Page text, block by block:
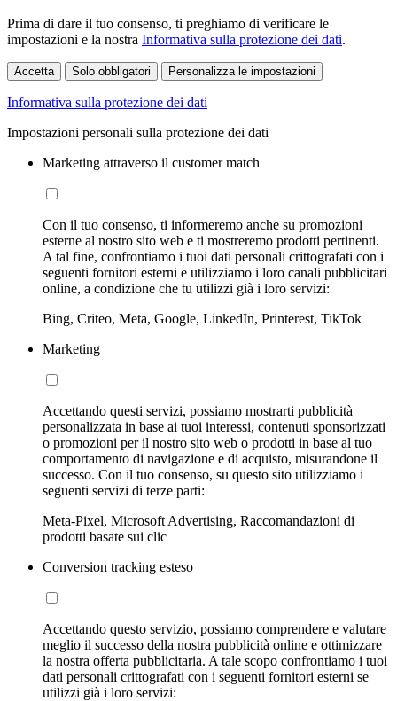
Prima di dare il tuo consenso, ti preghiamo di verificare le
impostazioni e la nostra Informativa sulla protezione dei dati.
Accetta Solo obbligatori Personalizza le impostazioni
Informativa sulla protezione dei dati
Impostazioni personali sulla protezione dei dati
Marketing attraverso il customer match
Con il tuo consenso, ti informeremo anche su promozioni
esterne al nostro sito web e ti mostreremo prodotti pertinenti.
A tal fine, confrontiamo i tuoi dati personali crittografati con i
seguenti fornitori esterni e utilizziamo i loro canali pubblicitari
online, a condizione che tu utilizzi già i loro servizi:
Bing, Criteo, Meta, Google, LinkedIn, Printerest, TikTok
Marketing
Accettando questi servizi, possiamo mostrarti pubblicità
personalizzata in base ai tuoi interessi, contenuti sponsorizzati
o promozioni per il nostro sito web o prodotti in base al tuo
comportamento di navigazione e di acquisto, misurandone il
successo. Con il tuo consenso, su questo sito utilizziamo i
seguenti servizi di terze parti:
Meta-Pixel, Microsoft Advertising, Raccomandazioni di
prodotti basate sui clic
Conversion tracking esteso
Accettando questo servizio, possiamo comprendere e valutare
meglio il successo della nostra pubblicità online e ottimizzare
la nostra offerta pubblicitaria. A tale scopo confrontiamo i tuoi
dati personali crittografati con i seguenti fornitori esterni se
utilizzi già i loro servizi: